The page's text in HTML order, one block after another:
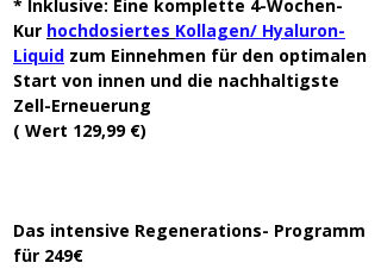
* Inklusive: Eine komplette 4-Wochen-
Kur hochdosiertes Kollagen/ Hyaluron-
Liquid zum Einnehmen für den optimalen
Start von innen und die nachhaltigste
Zell-Erneuerung
( Wert 129,99 €)
Das intensive Regenerations- Programm
für 249€